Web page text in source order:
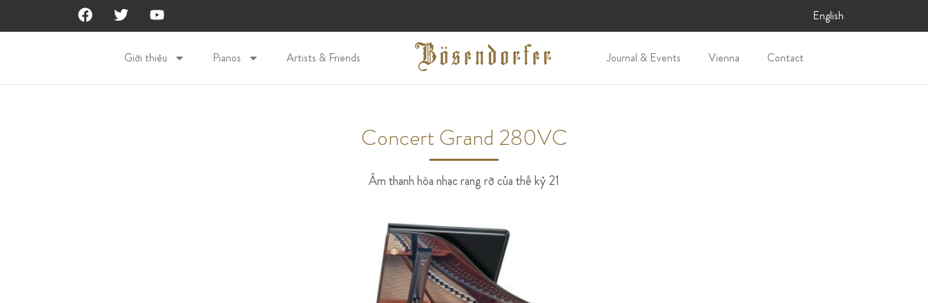
English
Giới thiệu Pianos Artists & Friends Journal & Events Vienna Contact
Concert Grand 280VC
Âm thanh hòa nhạc rạng rỡ của thế kỷ 21